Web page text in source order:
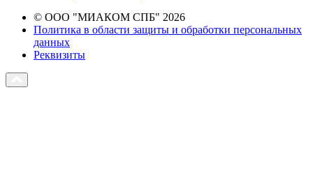
© ООО "МИАКОМ СПБ" 2026
Политика в области защиты и обработки персональных
данных
Реквизиты